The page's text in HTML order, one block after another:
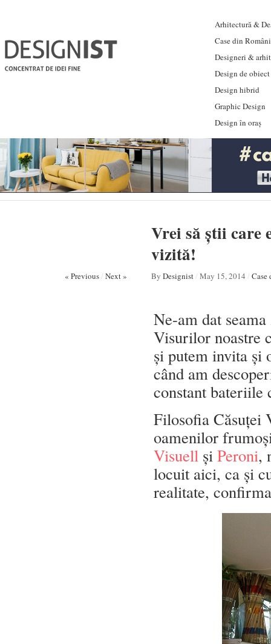
Arhitectură &
Case din
Designeri &
Design de obiect
Design hibrid
Graphic Design
Design în oraș
Vrei să știi care
vizită!
« Previous/ Next » By Designist/ May 15, 2014 / Case
Ne-am dat
Visurilor noastre
și putem invita și
când am
constant
Filosofia Căsuței
oamenilor
Visuell și Peroni,
locuit aici, ca și
realitate,